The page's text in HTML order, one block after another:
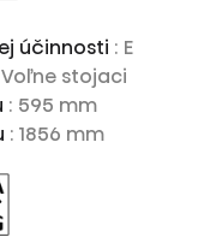
účinnosti : E
Voľne stojaci
: 595 mm
: 1856 mm